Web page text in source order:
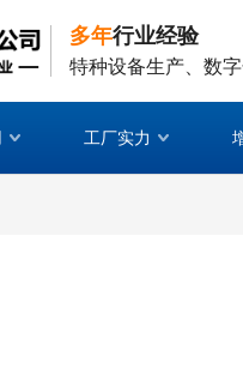
多年行业经验
特种设备生产、数字
工厂实力